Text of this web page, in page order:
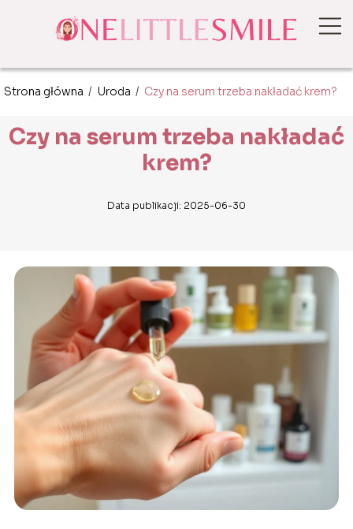
Strona główna / Uroda / Czy na serum trzeba nakładać krem?
Czy na serum trzeba nakładać
krem?
Data publikacji: 2025-06-30